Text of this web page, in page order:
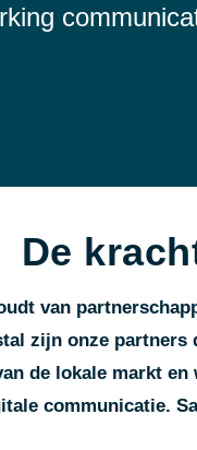
De
van
zijn onze
de lokale markt
communicatie.